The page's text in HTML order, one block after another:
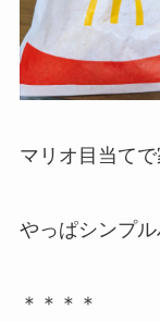
マリオ目当てで
やっぱシンプ
＊＊＊＊